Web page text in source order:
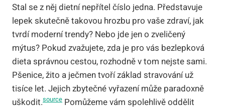
Stal se z něj dietní nepřítel číslo jedna. Představuje
lepek skutečně takovou hrozbu pro vaše zdraví, jak
tvrdí moderní trendy? Nebo jde jen o zveličený
mýtus? Pokud zvažujete, zda je pro vás bezlepková
dieta správnou cestou, rozhodně v tom nejste sami.
Pšenice, žito a ječmen tvoří základ stravování už
tisíce let. Jejich zbytečné vyřazení může paradoxně
uškodit.source Pomůžeme vám spolehlivě oddělit